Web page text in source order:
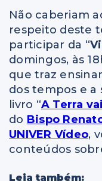
Não caberiam
respeito deste
participar da “
domingos, às
que traz
dos tempos e a
livro “A Terra
do Bispo
UNIVER Vídeo,
conteúdos
Leia também: